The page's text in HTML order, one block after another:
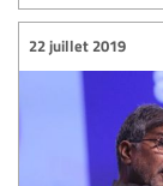
22 juillet 2019